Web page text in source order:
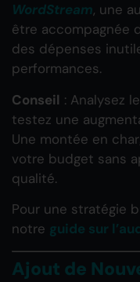
WordStream, une
être accompagnée
des dépenses
performances.
Conseil : Analysez
testez une
Une montée en
votre budget sans
qualité.
Pour une stratégie
notre guide sur
Ajout de